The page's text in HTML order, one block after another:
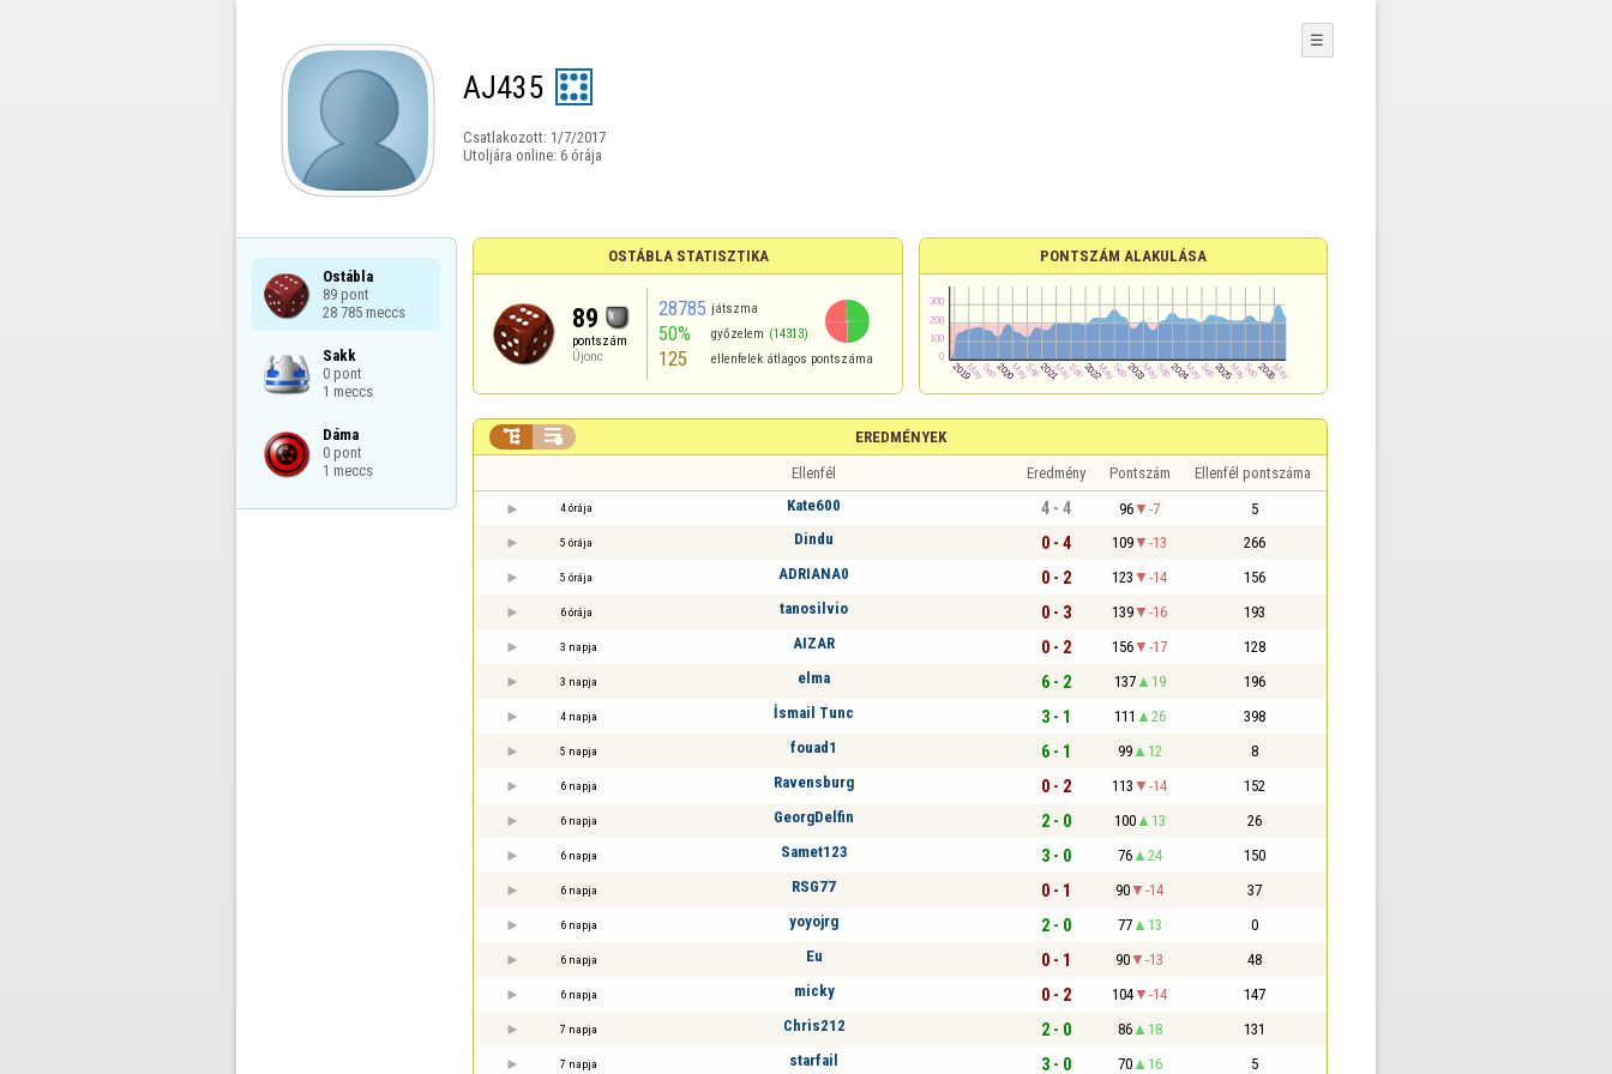
AJ435
Csatlakozott: 1/7/2017
Utoljára online: 6 órája
☰
Ostábla
89 pont
28 785 meccs
Sakk
0 pont
1 meccs
Dáma
0 pont
1 meccs
OSTÁBLA STATISZTIKA
89
pontszám
Újonc
28785 játszma
50% győzelem (14313)
125 ellenfelek átlagos pontszáma
PONTSZÁM ALAKULÁSA
EREDMÉNYEK
 
Ellenfél Eredmény Pontszám Ellenfél pontszáma
4 órája Kate600 4 - 4 96 -7 5
5 órája Dindu 0 - 4 109 -13 266
5 órája ADRIANA0 0 - 2 123 -14 156
6 órája tanosilvio 0 - 3 139 -16 193
3 napja AIZAR 0 - 2 156 -17 128
3 napja elma 6 - 2 137 19 196
4 napja İsmail Tunc 3 - 1 111 26 398
5 napja fouad1 6 - 1 99 12 8
6 napja Ravensburg 0 - 2 113 -14 152
6 napja GeorgDelfin 2 - 0 100 13 26
6 napja Samet123 3 - 0 76 24 150
6 napja RSG77 0 - 1 90 -14 37
6 napja yoyojrg 2 - 0 77 13 0
6 napja Eu 0 - 1 90 -13 48
6 napja micky 0 - 2 104 -14 147
7 napja Chris212 2 - 0 86 18 131
7 napja starfail 3 - 0 70 16 5